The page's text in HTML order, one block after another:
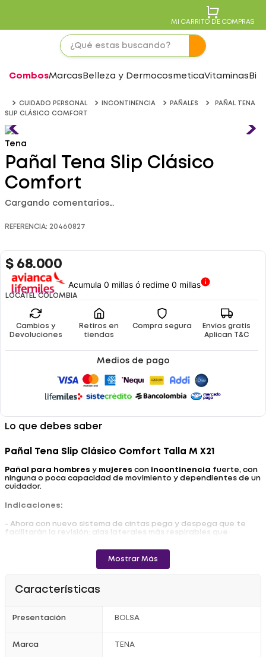
MI CARRITO DE COMPRAS
CombosMarcas Belleza y DermocosmeticaVitaminas
CUIDADO PERSONAL INCONTINENCIA PAÑALES
PAÑAL TENA
SLIP CLÁSICO COMFORT
Tena
Pañal Tena Slip Clásico
Comfort
Cargando comentarios…
REFERENCIA: 20460827
$ 68.000
Acumula 0 millas ó redime 0 millas
LOCATEL COLOMBIA
Cambios y
Devoluciones
Retiros en
tiendas
Compra segura
Envíos gratis
Aplican T&C
Medios de pago
Lo que debes saber
Pañal Tena Slip Clásico Comfort Talla M X21
Pañal para hombres y mujeres con incontinencia fuerte, con
ninguna o poca capacidad de movimiento y dependientes de un
cuidador.
Indicaciones:
- Ahora con nuevo sistema de cintas pega y despega que te
facilitarán la revisión; alas laterales más respirables que
- Con cintas más anchas para un mejor ajuste del producto al
neutralizar el olor de la orina, manteniendo la piel más seca y
Registro Sanitario:NSOA04565-15CO
Mostrar Más
Características
Presentación BOLSA
Marca TENA